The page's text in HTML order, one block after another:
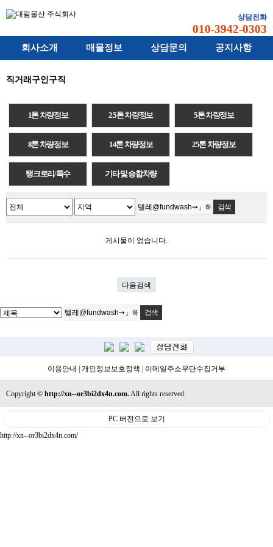
상담전화
010-3942-0303
회사소개 매물정보 상담문의 공지사항
직거래구인구직
1톤 차량정보 2.5톤 차량정보 5톤 차량정보
8톤 차량정보 14톤 차량정보 25톤 차량정보
탱크로리/특수 기타 및 승합차량
게시물이 없습니다.
다음검색
이용안내 개인정보보호정책 이메일주소무단수집거부
Copyright © http://xn--or3bi2dx4n.com.All rights reserved.
PC 버전으로 보기
http://xn--or3bi2dx4n.com/